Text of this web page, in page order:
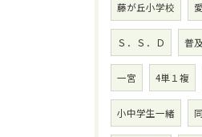
藤が丘小学校
Ｓ．Ｓ．Ｄ 普
一宮 4単１複
小中学生一緒